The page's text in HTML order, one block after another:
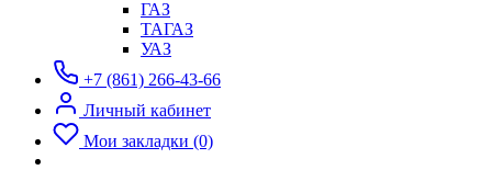
ГАЗ
ТАГАЗ
УАЗ
+7 (861) 266-43-66
Личный кабинет
Мои закладки (0)